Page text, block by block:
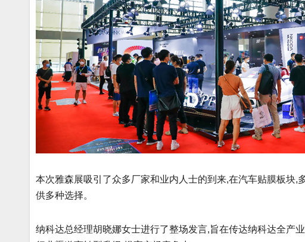
本次雅森展吸引了众多厂家和业内人士的到来,在汽车贴膜板块
供多种选择。
纳科达总经理胡晓娜女士进行了整场发言,旨在传达纳科达全产